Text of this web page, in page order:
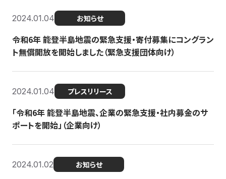
2024.01.04 お知らせ
令和6年 能登半島地震の緊急支援・寄付募集にコングラン
ト無償開放を開始しました（緊急支援団体向け）
2024.01.04 プレスリリース
「令和6年 能登半島地震、企業の緊急支援・社内募金のサ
ポートを開始」（企業向け）
2024.01.02 お知らせ